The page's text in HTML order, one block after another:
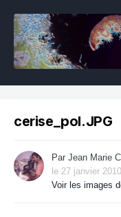
cerise_pol.JPG
Par Jean Marie
le 27 janvier 2010
Voir les images